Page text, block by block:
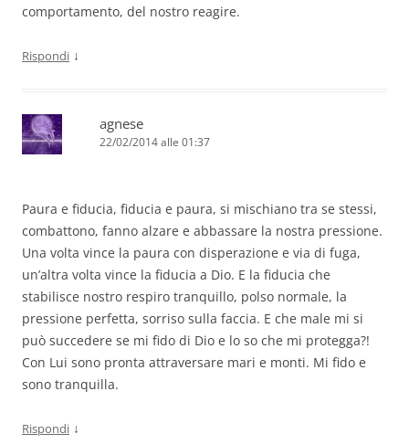
comportamento, del nostro reagire.
Rispondi ↓
agnese
22/02/2014 alle 01:37
Paura e fiducia, fiducia e paura, si mischiano tra se stessi,
combattono, fanno alzare e abbassare la nostra pressione.
Una volta vince la paura con disperazione e via di fuga,
un’altra volta vince la fiducia a Dio. E la fiducia che
stabilisce nostro respiro tranquillo, polso normale, la
pressione perfetta, sorriso sulla faccia. E che male mi si
può succedere se mi fido di Dio e lo so che mi protegga?!
Con Lui sono pronta attraversare mari e monti. Mi fido e
sono tranquilla.
Rispondi ↓